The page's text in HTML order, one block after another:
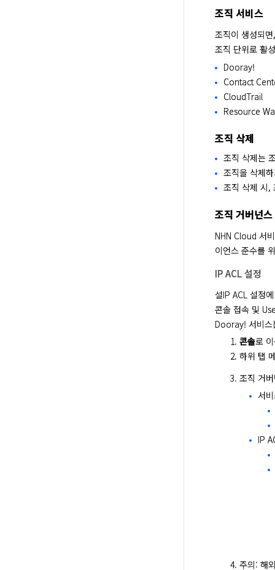
조직 서비스
조직이 생성되
조직 단위로 활
Dooray!
Contact
CloudTrail
Resource
조직 삭제
조직 삭제는
조직을 삭제
조직 삭제 시,
조직 거버넌
NHN Cloud 서
이언스 준수를
IP ACL 설정
설IP ACL 설정
콘솔 접속 및
Dooray! 서비스
콘솔로
하위 탭
조직 거
서
IP
주의: 해